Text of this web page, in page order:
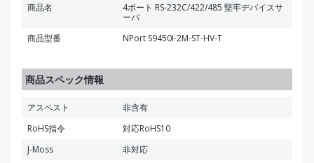
商品名
4ポート RS-232C/422/485 堅牢デバイスサ
ーバ
商品型番
NPort S9450I-2M-ST-HV-T
商品スペック情報
アスベスト
非含有
RoHS指令
対応RoHS10
J-Moss
非対応